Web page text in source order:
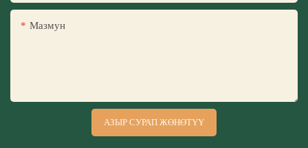
Мазмун
АЗЫР СУРАП ЖӨНӨТҮҮ